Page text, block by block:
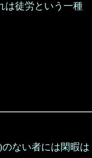
は徒労という一種
ない者には閑暇は